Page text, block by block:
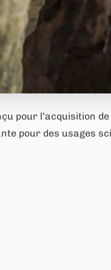
pour l’acquisition
pour des usages